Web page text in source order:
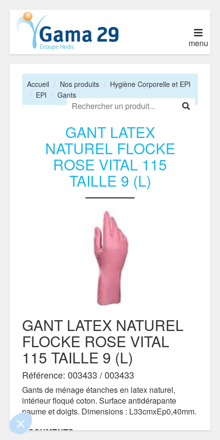
de ce site vous intéresse
aimerait bien vous accompagner
par
menu
Accueil Nos produits
Hygiène Corporelle et EPI
EPI
Gants
GANT LATEX
NATUREL FLOCKE
ROSE VITAL 115
TAILLE 9 (L)
GANT LATEX NATUREL
FLOCKE ROSE VITAL
115 TAILLE 9 (L)
Référence: 003433 / 003433
Gants de ménage étanches en latex naturel,
intérieur floqué coton. Surface antidérapante
paume et doigts. Dimensions : L33cmxEp0,40mm.
DOCUMENTS